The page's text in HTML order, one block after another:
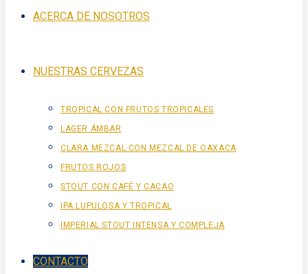
ACERCA DE NOSOTROS
NUESTRAS CERVEZAS
TROPICAL CON FRUTOS TROPICALES
LAGER ÁMBAR
CLARA MEZCAL CON MEZCAL DE OAXACA
FRUTOS ROJOS
STOUT CON CAFÉ Y CACAO
IPA LUPULOSA Y TROPICAL
IMPERIAL STOUT INTENSA Y COMPLEJA
CONTACTO